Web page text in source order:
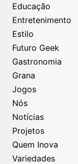
Educação
Entretenimento
Estilo
Futuro Geek
Gastronomia
Grana
Jogos
Nós
Notícias
Projetos
Quem Inova
Variedades